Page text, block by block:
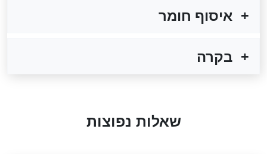
איסוף חומר
בקרה
שאלות נפוצות